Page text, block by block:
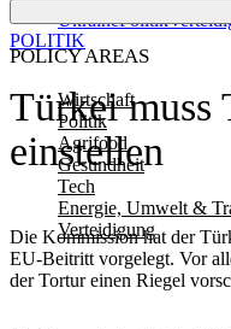
POLICY AREAS
Wirtschaft
Politik
Agrifood
Gesundheit
Tech
Energie, Umwelt &
Verteidigung
UkrainePolitik
Türkei muss
einstellen
Die Kommission hat der
EU-Beitritt vorgelegt. Vor
der Tortur einen Riegel
POLITIK